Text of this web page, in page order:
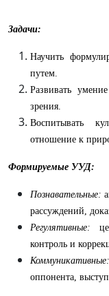
Задачи:
Научить
путем.
Развивать
зрения.
Воспитывать
отношение к
Формируемые УУД:
Познавательные:
рассуждений,
Регулятивные:
контроль и
Коммуникативные:
оппонента,